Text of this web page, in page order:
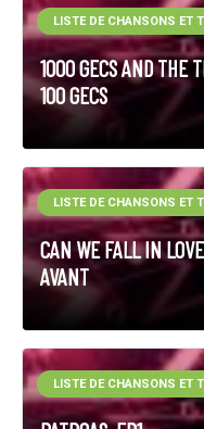
1000 GECS AND THE
100 GECS
LISTE DE CHANSONS ET
CAN WE FALL IN LOVE
AVANT
LISTE DE CHANSONS ET
LISTE DE CHANSONS ET